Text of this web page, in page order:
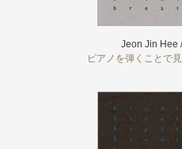
Jeon Jin Hee
ピアノを弾くことで